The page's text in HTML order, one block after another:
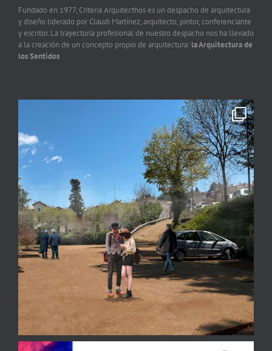
Fundado en 1977, Criteria Arquitecthos es un despacho de arquitectura
y diseño liderado por Claudi Martínez, arquitecto, pintor, conferenciante
y escritor. La trayectoria profesional de nuestro despacho nos ha llevado
a la creación de un concepto propio de arquitectura: la Arquitectura de
los Sentidos